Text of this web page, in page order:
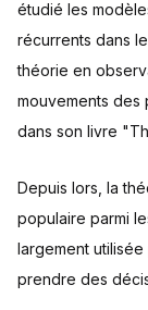
étudié les
récurrents dans
théorie en
mouvements des
dans son livre
Depuis lors, la
populaire parmi
largement
prendre des